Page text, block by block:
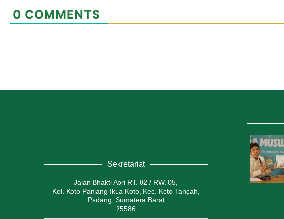
0 COMMENTS
Sekretariat
Jalan Bhakti Abri RT. 02 / RW. 05,
Kel. Koto Panjang Ikua Koto, Kec. Koto Tangah,
Padang, Sumatera Barat
25586